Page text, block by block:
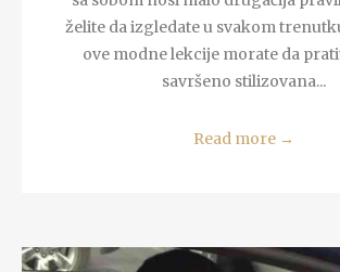
želite da izgledate u svakom
ove modne lekcije morate da
savršeno stilizovana...
Read more →